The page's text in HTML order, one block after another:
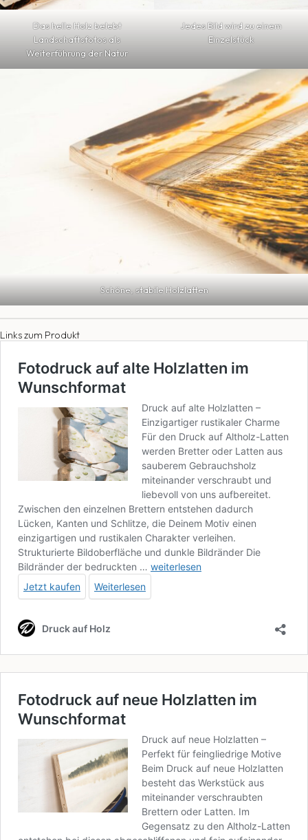
Das helle Holz belebt
Landschaftsfotos als
Weiterführung der Natur
Jedes Bild wird zu einem
Einzelstück
Schöne, stabile Holzlatten
Links zum Produkt